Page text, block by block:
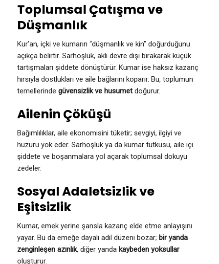
Toplumsal Çatışma ve
Düşmanlık
Kur’an, içki ve kumarın “düşmanlık ve kin” doğurduğunu
açıkça belirtir. Sarhoşluk, aklı devre dışı bırakarak küçük
tartışmaları şiddete dönüştürür. Kumar ise haksız kazanç
hırsıyla dostlukları ve aile bağlarını koparır. Bu, toplumun
temellerinde güvensizlik ve husumetdoğurur.
Ailenin Çöküşü
Bağımlılıklar, aile ekonomisini tüketir; sevgiyi, ilgiyi ve
huzuru yok eder. Sarhoşluk ya da kumar tutkusu, aile içi
şiddete ve boşanmalara yol açarak toplumsal dokuyu
zedeler.
Sosyal Adaletsizlik ve
Eşitsizlik
Kumar, emek yerine şansla kazanç elde etme anlayışını
yayar. Bu da emeğe dayalı adil düzeni bozar; bir yanda
zenginleşen azınlık, diğer yanda kaybeden yoksullar
oluşturur.